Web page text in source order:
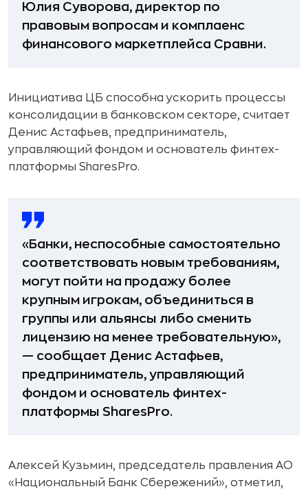
Юлия Суворова, директор по
правовым вопросам и комплаенс
финансового маркетплейса Сравни.
Инициатива ЦБ способна ускорить процессы
консолидации в банковском секторе, считает
Денис Астафьев, предприниматель,
управляющий фондом и основатель финтех-
платформы SharesPro.
«Банки, неспособные самостоятельно
соответствовать новым требованиям,
могут пойти на продажу более
крупным игрокам, объединиться в
группы или альянсы либо сменить
лицензию на менее требовательную»,
— сообщает Денис Астафьев,
предприниматель, управляющий
фондом и основатель финтех-
платформы SharesPro.
Алексей Кузьмин, председатель правления АО
«Национальный Банк Сбережений», отметил,